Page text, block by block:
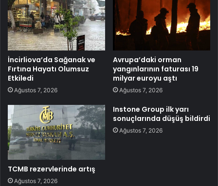
İncirliova’da Sağanak ve
Fırtına Hayatı Olumsuz
Etkiledi
Ağustos 7, 2026
Avrupa’daki orman
yangınlarının faturası 19
milyar euroyu aştı
Ağustos 7, 2026
TCMB rezervlerinde artış
Ağustos 7, 2026
Instone Group ilk yarı
sonuçlarında düşüş bildirdi
Ağustos 7, 2026